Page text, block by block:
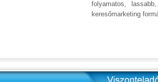
folyamatos,
keresőmarketing